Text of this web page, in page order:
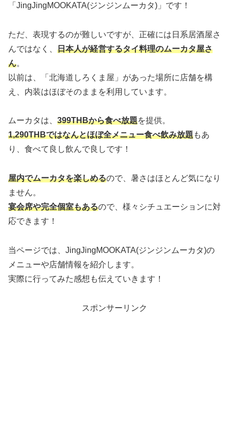
「JingJingMOOKATA(ジンジンムーカタ)」です！
ただ、表現するのが難しいですが、正確には日系居酒屋さ
んではなく、 日本人が経営するタイ料理のムーカタ屋さ
ん。
以前は、「北海道しろくま屋」があった場所に店舗を構
え、内装はほぼそのままを利用しています。
ムーカタは、 399THBから食べ放題を提供。
1,290THBではなんとほぼ全メニュー食べ飲み放題もあ
り、食べて良し飲んで良しです！
屋内でムーカタを楽しめるので、暑さはほとんど気になり
ません。
宴会席や完全個室もあるので、様々シチュエーションに対
応できます！
当ページでは、JingJingMOOKATA(ジンジンムーカタ)の
メニューや店舗情報を紹介します。
実際に行ってみた感想も伝えていきます！
スポンサーリンク